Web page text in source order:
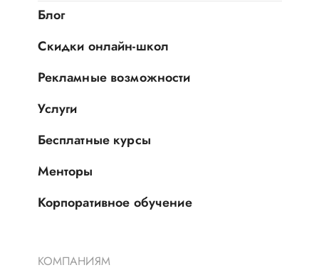
Блог
Скидки онлайн-школ
Рекламные возможности
Услуги
Бесплатные курсы
Менторы
Корпоративное обучение
КОМПАНИЯМ